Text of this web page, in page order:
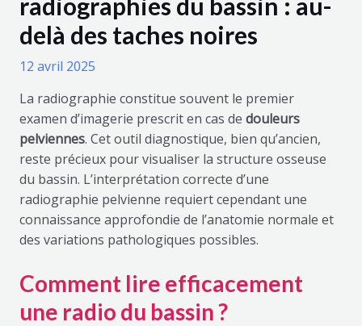
delà des taches noires
12 avril 2025
La radiographie constitue souvent le premier
examen d’imagerie prescrit en cas de douleurs
pelviennes. Cet outil diagnostique, bien qu’ancien,
reste précieux pour visualiser la structure osseuse
du bassin. L’interprétation correcte d’une
radiographie pelvienne requiert cependant une
connaissance approfondie de l’anatomie normale et
des variations pathologiques possibles.
Comment lire efficacement
une radio du bassin ?